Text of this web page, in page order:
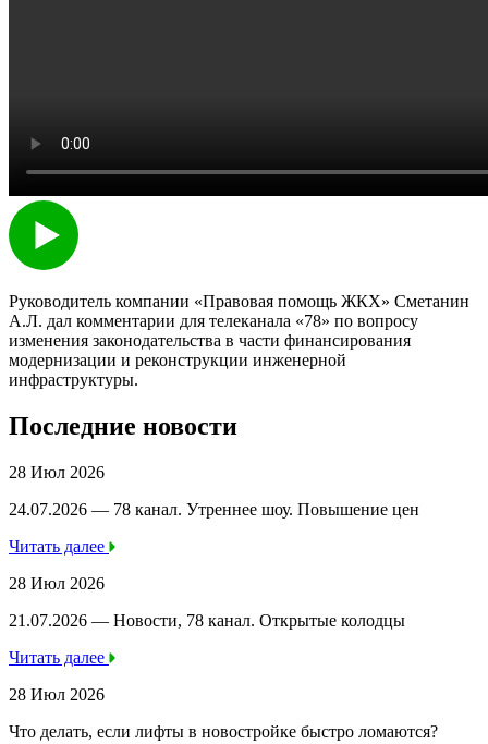
Руководитель компании «Правовая помощь ЖКХ» Сметанин
А.Л. дал комментарии для телеканала «78» по вопросу
изменения законодательства в части финансирования
модернизации и реконструкции инженерной
инфраструктуры.
Последние новости
28 Июл 2026
24.07.2026 — 78 канал. Утреннее шоу. Повышение цен
Читать далее
28 Июл 2026
21.07.2026 — Новости, 78 канал. Открытые колодцы
Читать далее
28 Июл 2026
Что делать, если лифты в новостройке быстро ломаются?